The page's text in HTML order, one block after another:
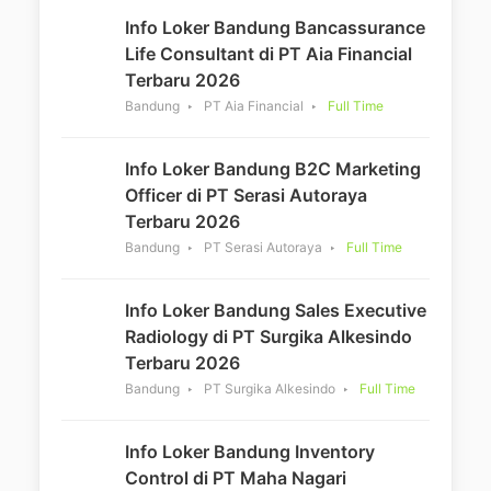
Info Loker Bandung Bancassurance
Life Consultant di PT Aia Financial
Terbaru 2026
Bandung PT Aia Financial Full Time
Info Loker Bandung B2C Marketing
Officer di PT Serasi Autoraya
Terbaru 2026
Bandung PT Serasi Autoraya Full Time
Info Loker Bandung Sales Executive
Radiology di PT Surgika Alkesindo
Terbaru 2026
Bandung PT Surgika Alkesindo Full Time
Info Loker Bandung Inventory
Control di PT Maha Nagari